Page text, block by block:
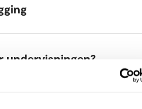
undervisningen?